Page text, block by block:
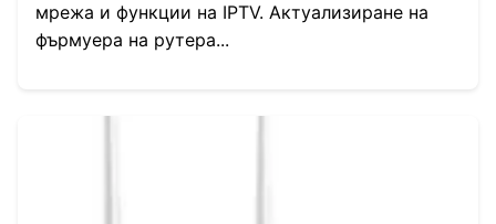
мрежа и функции на IPTV. Актуализиране на
фърмуера на рутера...